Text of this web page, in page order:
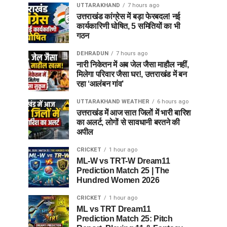
UTTARAKHAND 7 hours ago
उत्तराखंड कांग्रेस में बड़ा फेरबदल! नई
कार्यकारिणी घोषित, 5 समितियों का भी
गठन
DEHRADUN 7 hours ago
नारी निकेतन में अब जेल जैसा माहौल नहीं,
मिलेगा परिवार जैसा घर!, उत्तराखंड में बन
रहा ‘आलंबन गांव’
UTTARAKHAND WEATHER 6 hours ago
उत्तराखंड में आज सात जिलों में भारी बारिश
का अलर्ट, लोगों से सावधानी बरतने की
अपील
CRICKET 1 hour ago
ML-W vs TRT-W Dream11
Prediction Match 25 | The
Hundred Women 2026
CRICKET 1 hour ago
ML vs TRT Dream11
Prediction Match 25: Pitch